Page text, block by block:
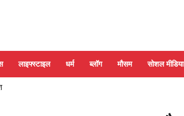
लाइफ्स्टाइल धर्म ब्लॉग मौसम सोशल मीडिया